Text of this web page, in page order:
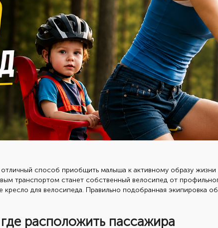
способ приобщить малыша к активному образу
транспортом станет собственный велосипед от
для велосипеда. Правильно подобранная экипировка
расположить пассажира